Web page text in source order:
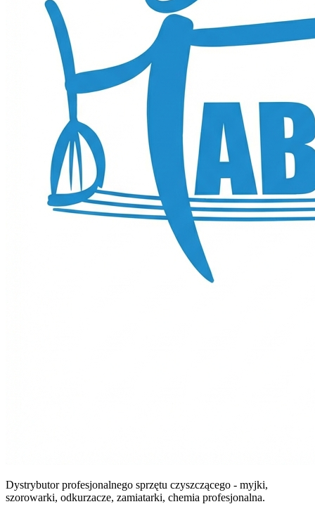
Dystrybutor profesjonalnego sprzętu czyszczącego - myjki,
szorowarki, odkurzacze, zamiatarki, chemia profesjonalna.